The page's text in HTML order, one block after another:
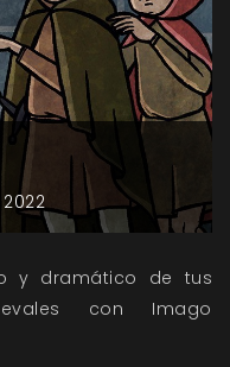
2022
y dramático de tus
con Imago